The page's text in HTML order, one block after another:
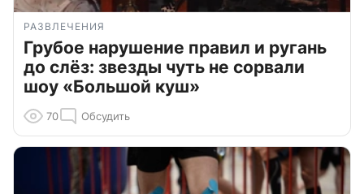
РАЗВЛЕЧЕНИЯ
Грубое нарушение правил и ругань
до слёз: звезды чуть не сорвали
шоу «Большой куш»
70 Обсудить